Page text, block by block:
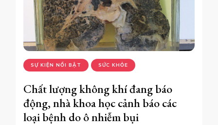
SỰ KIỆN NỔI BẬT SỨC KHỎE
Chất lượng không khí đang báo
động, nhà khoa học cảnh báo các
loại bệnh do ô nhiễm bụi